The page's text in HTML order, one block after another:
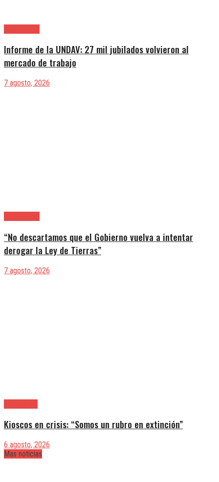
Informe de la UNDAV: 27 mil jubilados volvieron al
mercado de trabajo
7 agosto, 2026
“No descartamos que el Gobierno vuelva a intentar
derogar la Ley de Tierras”
7 agosto, 2026
Kioscos en crisis: “Somos un rubro en extinción”
6 agosto, 2026
Mas noticias